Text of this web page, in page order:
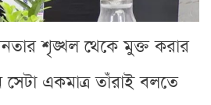
শৃঙ্খল থেকে মুক্ত করার
একমাত্র তাঁরাই বলতে